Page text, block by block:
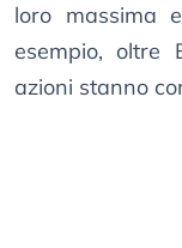
loro massima
esempio, oltre
azioni stanno